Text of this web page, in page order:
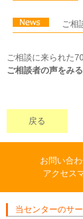
ご相
ご相談に来られた
ご相談者の声をみる
戻る
お問い合
アクセス
当センターのサ